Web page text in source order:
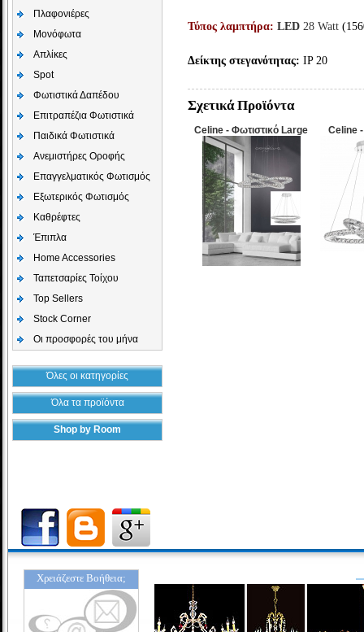
Πλαφονιέρες
Μονόφωτα
Απλίκες
Spot
Φωτιστικά Δαπέδου
Επιτραπέζια Φωτιστικά
Παιδικά Φωτιστικά
Aνεμιστήρες Οροφής
Επαγγελματικός Φωτισμός
Εξωτερικός Φωτισμός
Καθρέφτες
Έπιπλα
Home Accessories
Ταπετσαρίες Τοίχου
Top Sellers
Stock Corner
Οι προσφορές του μήνα
Όλες οι κατηγορίες
Όλα τα προϊόντα
Shop by Room
Τύπος λαμπτήρα: LED 28 Watt
Δείκτης στεγανότητας:IP 20
Σχετικά Προϊόντα
Celine - Φωτιστικό Large Celine
Χρειάζεστε Βοήθεια;